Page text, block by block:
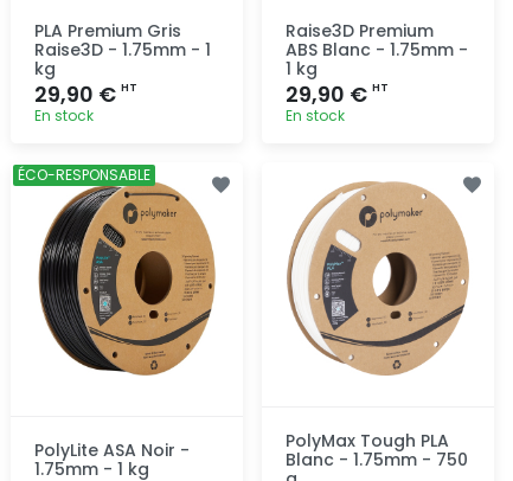
PLA Premium Gris
Raise3D - 1.75mm - 1
kg
29,90 €HT
En stock
Ajout
rapide
Raise3D Premium
ABS Blanc - 1.75mm -
1 kg
29,90 €HT
En stock
rapide
PolyLite ASA Noir -
1.75mm - 1 kg
ÉCO-RESPONSABLE
PolyMax Tough PLA
Blanc - 1.75mm - 750